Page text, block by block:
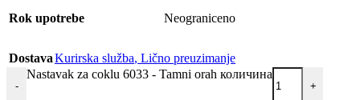
Rok upotrebe Neograniceno
DostavaKurirska služba, Lično preuzimanje
-
Nastavak za coklu 6033 - Tamni orah количина
+